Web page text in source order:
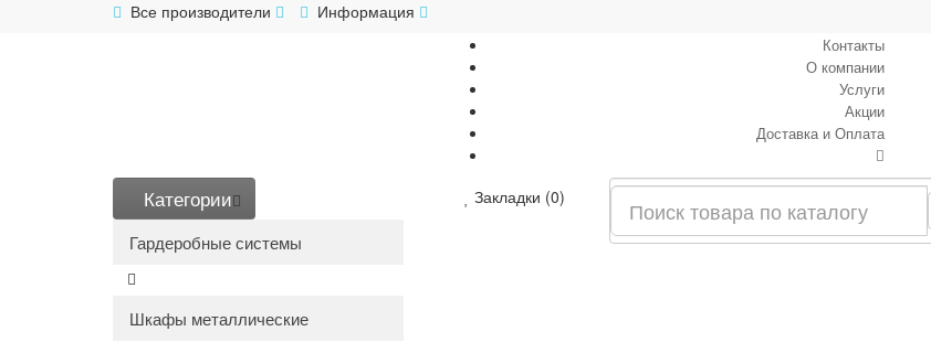
Все производители Информация
Контакты
О компании
Услуги
Акции
Доставка и Оплата
Категории
Гардеробные системы
Шкафы металлические
Закладки (0)